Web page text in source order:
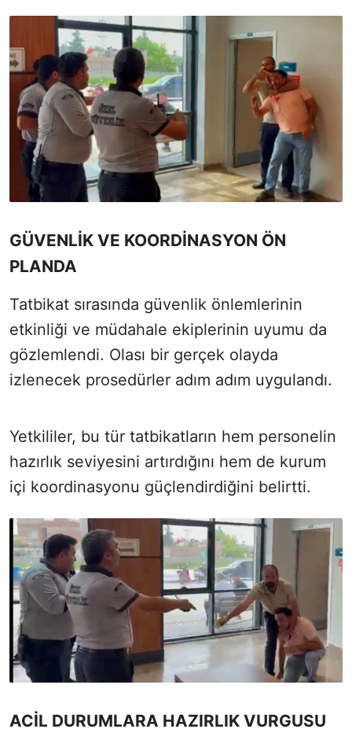
GÜVENLİK VE KOORDİNASYON ÖN
PLANDA
Tatbikat sırasında güvenlik önlemlerinin
etkinliği ve müdahale ekiplerinin uyumu da
gözlemlendi. Olası bir gerçek olayda
izlenecek prosedürler adım adım uygulandı.
Yetkililer, bu tür tatbikatların hem personelin
hazırlık seviyesini artırdığını hem de kurum
içi koordinasyonu güçlendirdiğini belirtti.
ACİL DURUMLARA HAZIRLIK VURGUSU